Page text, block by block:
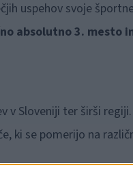
uspehov svoje
absolutno 3. mesto
v Sloveniji ter širši regiji.
ki se pomerijo na